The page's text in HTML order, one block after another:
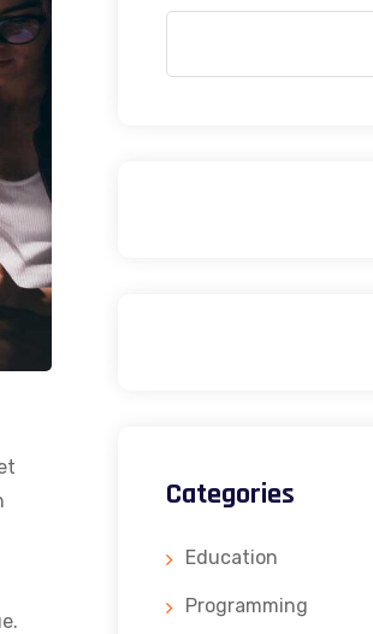
Categories
Education
Programming